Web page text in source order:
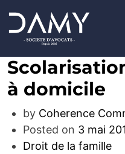
à domicile
by Coherence
Posted on 3 mai
Droit de la famille